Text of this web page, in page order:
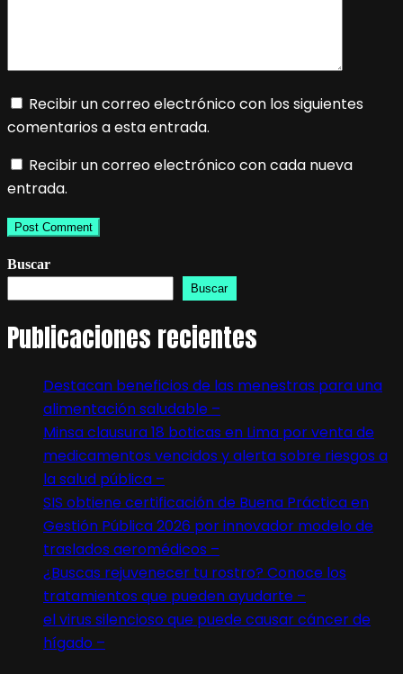
Recibir un correo electrónico con los siguientes
comentarios a esta entrada.
Recibir un correo electrónico con cada nueva
entrada.
Buscar
Buscar
Publicaciones recientes
Destacan beneficios de las menestras para una
alimentación saludable –
Minsa clausura 18 boticas en Lima por venta de
medicamentos vencidos y alerta sobre riesgos a
la salud pública –
SIS obtiene certificación de Buena Práctica en
Gestión Pública 2026 por innovador modelo de
traslados aeromédicos –
¿Buscas rejuvenecer tu rostro? Conoce los
tratamientos que pueden ayudarte –
el virus silencioso que puede causar cáncer de
hígado –